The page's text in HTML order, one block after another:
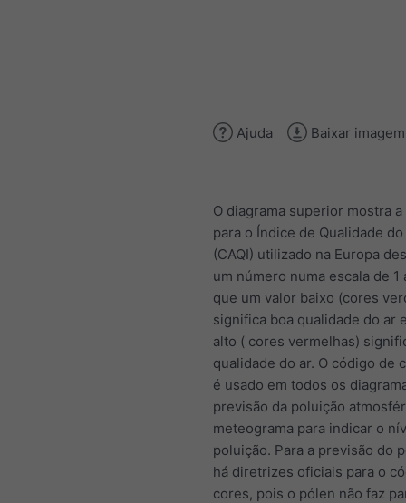
Ajuda Baixar imagem
O diagrama superior mostra
para o Índice de Qualidade
(CAQI) utilizado na Europa
um número numa escala de 1
que um valor baixo (cores
significa boa qualidade do ar
alto ( cores vermelhas)
qualidade do ar. O código de
é usado em todos os
previsão da poluição
meteograma para indicar o
poluição. Para a previsão do
há diretrizes oficiais para o
cores, pois o pólen não faz